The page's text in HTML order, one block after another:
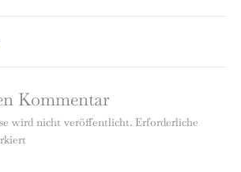
Kommentar
wird nicht veröffentlicht. Erforderliche